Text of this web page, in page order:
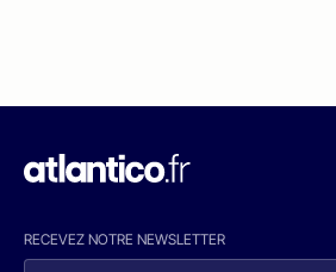
RECEVEZ NOTRE NEWSLETTER